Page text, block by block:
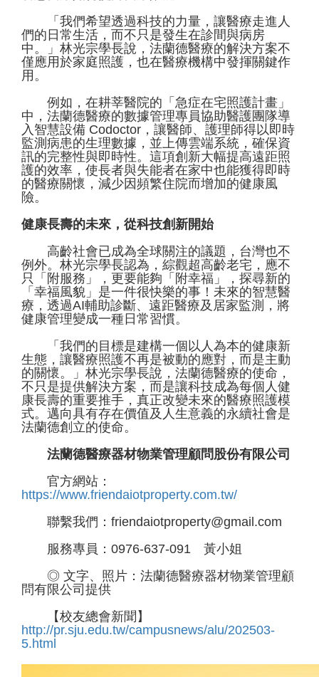
「我們希望透過科技的力量，讓醫療走進人
們的日常生活，而不只是發生在診間與病房
中。」林光宗學長說，法蘭德醫療的解決方案不
僅應用於家庭照護，也在醫療機構中發揮關鍵作
用。
例如，在耕莘醫院的「急症在宅照護計畫」
中，法蘭德醫療的數據管理專員協助醫護團隊導
入智慧設備 Codoctor，讓醫師、護理師得以即時
監測病患的生理數據，並上傳雲端系統，確保資
訊的完整性與即時性。這項創新大幅提高遠距照
護的效率，使長者與失能者在家中也能獲得即時
的醫療關懷，減少因頻繁住院而增加的健康風
險。
健康長壽的未來，從科技創新開始
高齡社會已成為全球關注的議題，台灣也不
例外。林光宗學長認為，綜觀超高齡老宅，應不
只「附服務」，更要能夠「附幸福」，探尋新的
「幸福風貌」是一件很快樂的事！未來的智慧醫
療，透過AI輔助診斷、遠距醫療及居家監測，將
健康管理變成一種日常習慣。
「我們的目標是建構一個以人為本的健康新
生態，讓醫療照護不再是被動的應對，而是主動
的關懷。」林光宗學長說，法蘭德醫療的使命，
不只是提供解決方案，而是讓科技成為每個人健
康長壽的重要推手，真正改變未來的醫療照護模
式。邁向具有存在價值及人生意義的永續社會是
法蘭德創立的使命。
法蘭德醫療器材物業管理顧問股份有限公司
官方網站：
https://www.friendaiotproperty.com.tw/
聯繫我們：friendaiotproperty@gmail.com
服務專員：0976-637-091 黃小姐
◎ 文字、照片：法蘭德醫療器材物業管理顧
問有限公司提供
【校友總會新聞】
http://pr.sju.edu.tw/campusnews/alu/202503-
5.html